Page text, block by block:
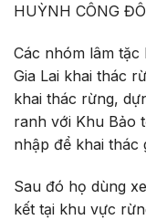
HUỲNH CÔNG
Các nhóm lâm tặc
Gia Lai khai thác
khai thác rừng,
ranh với Khu Bảo
nhập để khai thác
Sau đó họ dùng
kết tại khu vực